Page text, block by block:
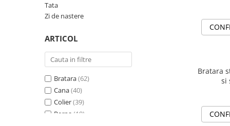
Cadouri 1-8 Martie
Portfard Personalizat
Tablou Personalizat
Tata
Zi de nastere
ARTICOL
Bratara(62)
Cana(40)
Colier(39)
Perna (19)
Bratara
si